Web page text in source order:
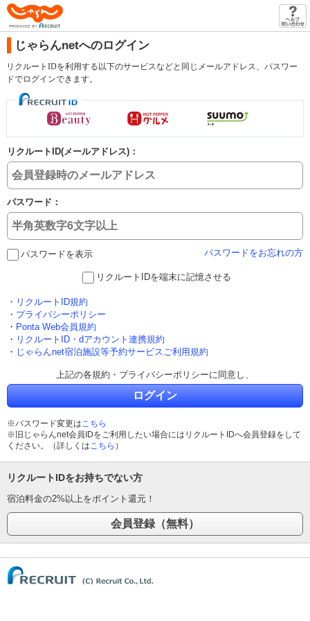
じゃらんnetへのログイン
リクルートIDを利用する以下のサービスなどと同じメールアドレス、パスワー
ドでログインできます。
リクルートID(メールアドレス)：
パスワード：
パスワードを表示 パスワードをお忘れの方
リクルートIDを端末に記憶させる
・ リクルートID規約
・ プライバシーポリシー
・ Ponta Web会員規約
・ リクルートID・dアカウント連携規約
・ じゃらんnet宿泊施設等予約サービスご利用規約
上記の各規約・プライバシーポリシーに同意し、
ログイン
※パスワード変更はこちら
※旧じゃらんnet会員IDをご利用したい場合にはリクルートIDへ会員登録をして
ください。（詳しくはこちら ）
リクルートIDをお持ちでない方
宿泊料金の2%以上をポイント還元！